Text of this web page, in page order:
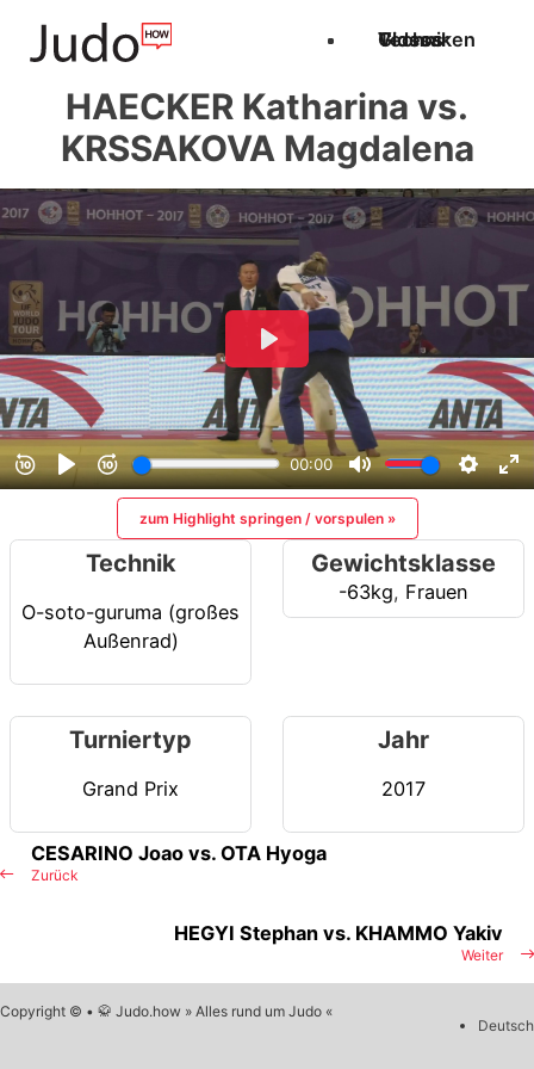
Techniken
Videos
Glossar
HAECKER Katharina vs.
KRSSAKOVA Magdalena
zum Highlight springen / vorspulen »
Technik
O-soto-guruma (großes
Außenrad)
Gewichtsklasse
-63kg, Frauen
Turniertyp
Grand Prix
Jahr
2017
Zurück
CESARINO Joao vs. OTA Hyoga
Weiter
HEGYI Stephan vs. KHAMMO Yakiv
Copyright © • 🥋 Judo.how » Alles rund um Judo «
Deutsch